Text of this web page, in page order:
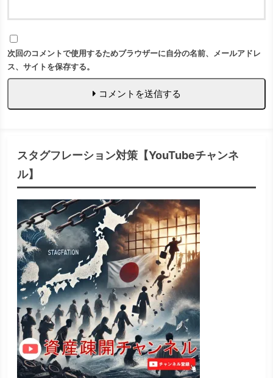
次回のコメントで使用するためブラウザーに自分の名前、メールアドレ
ス、サイトを保存する。
コメントを送信する
スタグフレーション対策【YouTubeチャンネ
ル】